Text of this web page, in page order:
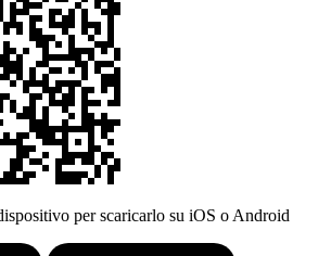
per scaricarlo su iOS o Android